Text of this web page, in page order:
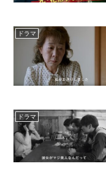
ドラマ
ドラマ